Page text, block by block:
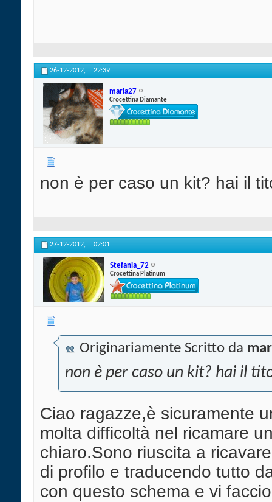
26-12-2012, 22:39
maria27
Crocettina Diamante
non è per caso un kit? hai il
27-12-2012, 02:01
Stefania_72
Crocettina Platinum
Originariamente Scritto da
non è per caso un kit? hai il
Ciao ragazze,è sicuramente
molta difficoltà nel ricamare
chiaro.Sono riuscita a
di profilo e traducendo tutto
con questo schema e vi